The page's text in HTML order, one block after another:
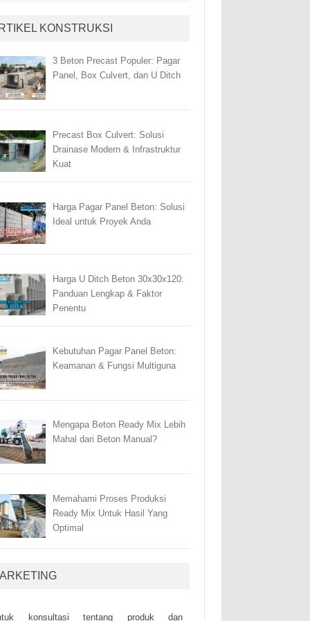
KONSTRUKSI
3 Beton Precast Populer: Pagar
Panel, Box Culvert, dan U Ditch
Precast Box Culvert: Solusi
Drainase Modern & Infrastruktur
Kuat
Harga Pagar Panel Beton: Solusi
Ideal untuk Proyek Anda
Harga U Ditch Beton 30x30x120:
Panduan Lengkap & Faktor
Penentu
Kebutuhan Pagar Panel Beton:
Keamanan & Fungsi Multiguna
Mengapa Beton Ready Mix Lebih
Mahal dari Beton Manual?
Memahami Proses Produksi
Ready Mix Untuk Hasil Yang
Optimal
kоnsultаsі tеntаng рrоduk dаn